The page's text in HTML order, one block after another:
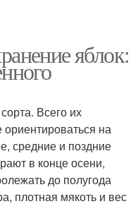
яблок:
Всего их
на
средние и поздние
в конце осени,
до полугода
плотная мякоть и вес